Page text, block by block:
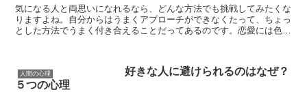
気になる人と両思いになれるなら、どんな方法でも挑戦してみたくな
りますよね。自分からはうまくアプローチができなくたって、ちょっ
とした方法でうまく付き合えることだってあるのです。恋愛には色々
人間の心理
好きな人に避けられるのはなぜ？
５つの心理